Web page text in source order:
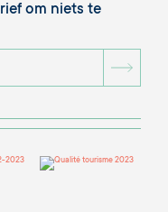
om niets te